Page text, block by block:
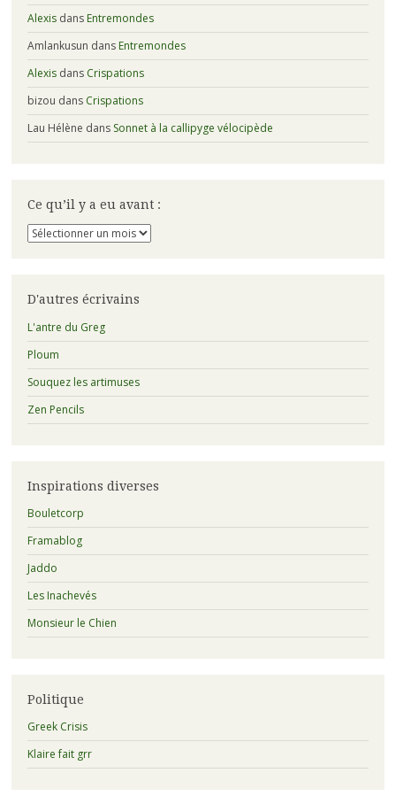
Alexisdans Entremondes
Amlankusun dans Entremondes
Alexisdans Crispations
bizou dans Crispations
Lau Hélène dans Sonnet à la callipyge vélocipède
Ce qu’il y a eu avant :
Ce
qu’il
eu
:
D'autres écrivains
L'antre du Greg
Ploum
Souquez les artimuses
Zen Pencils
Inspirations diverses
Bouletcorp
Framablog
Jaddo
Les Inachevés
Monsieur le Chien
Politique
Greek Crisis
Klaire fait grr